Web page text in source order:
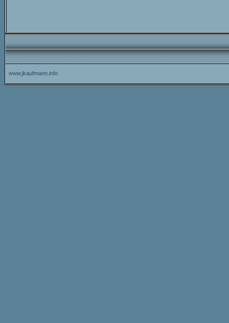
www.jkaufmann.info